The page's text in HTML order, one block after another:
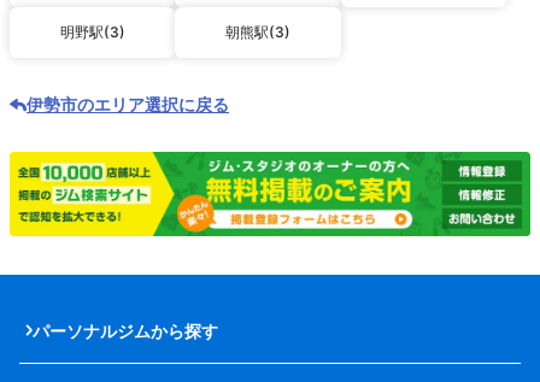
明野駅(3) 朝熊駅(3)
伊勢市のエリア選択に戻る
パーソナルジムから探す